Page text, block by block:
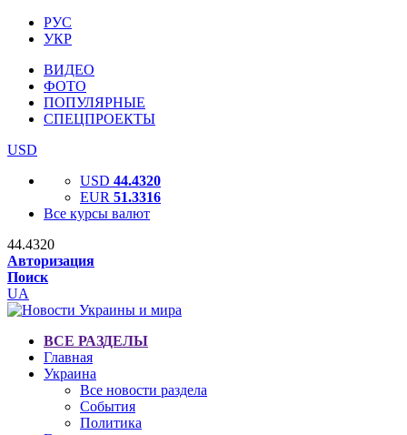
РУС
УКР
ВИДЕО
ФОТО
ПОПУЛЯРНЫЕ
СПЕЦПРОЕКТЫ
USD
USD 44.4320
EUR 51.3316
Все курсы валют
44.4320
Авторизация
Поиск
UA
ВСЕ РАЗДЕЛЫ
Главная
Украина
Все новости раздела
События
Политика